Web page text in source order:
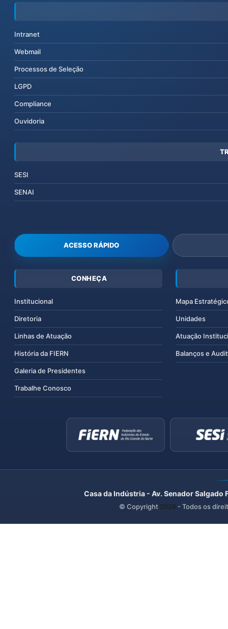
Intranet
Webmail
Processos de Seleção
LGPD
Compliance
Ouvidoria
SESI
SENAI
ACESSO RÁPIDO
CONHEÇA
Institucional
Diretoria
Linhas de Atuação
História da FIERN
Galeria de Presidentes
Trabalhe Conosco
Mapa
Unidades
Atuação
Balanços e
Casa da Indústria - Av. Senador
© Copyright 2026 - Todos os